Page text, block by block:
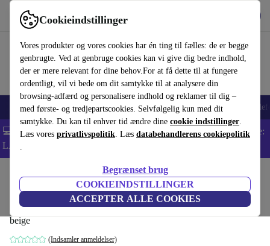
Cookieindstillinger
Vores produkter og vores cookies har én ting til fælles: de er begge
genbrugte. Ved at genbruge cookies kan vi give dig bedre indhold,
der er mere relevant for dine behov.For at få dette til at fungere
ordentligt, vil vi bede om dit samtykke til at analysere din
browsing-adfærd og personalisere indhold og reklamer til dig –
med første- og tredjepartscookies. Selvfølgelig kun med dit
samtykke. Du kan til enhver tid ændre dine cookie indstillinger.
Læs vores privatlivspolitik. Læs databehandlerens cookiepolitik
.
Begrænset brug
COOKIEINDSTILLINGER
ACCEPTER ALLE COOKIES
Brug refurbed hurtigt og nemt
Smartphones Bærbare Tablets Smartwatches Tilbehør
💻 Ekstra 5% rabat på alle MacBooks og bærbare computere - Kode:
LAPTOP5 -
Barnevogne & Klapvogne
Lionelo Emma One klapvogn
beige
(Indsamler anmeldelser)